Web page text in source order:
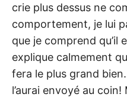
crie plus dessus ne
comportement, je lui
que je comprend qu’il
explique calmement
fera le plus grand
l’aurai envoyé au